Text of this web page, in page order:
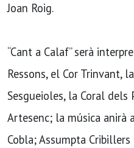
Joan Roig.
“Cant a Calaf” serà
Ressons, el Cor Trinvant,
Sesgueioles, la Coral dels
Artesenc; la música anirà
Cobla; Assumpta